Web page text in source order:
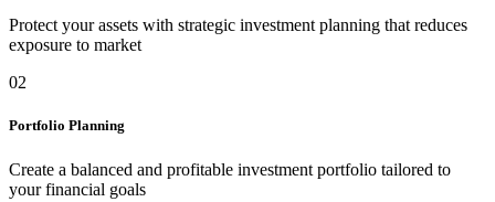
Protect your assets with strategic investment planning that reduces
exposure to market
02
Portfolio Planning
Create a balanced and profitable investment portfolio tailored to
your financial goals